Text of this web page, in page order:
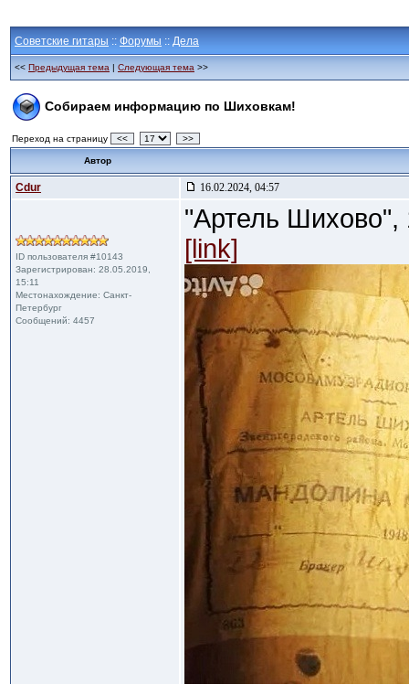
Советские гитары :: Форумы :: Дела
<< Предыдущая тема | Следующая тема >>
Собираем информацию по Шиховкам!
Переход на страницу << >>
Автор
Cdur 16.02.2024, 04:57
ID пользователя #10143
Зарегистрирован: 28.05.2019,
15:11
Местонахождение: Санкт-
Петербург
Сообщений: 4457
"Артель Шихово",
[link]